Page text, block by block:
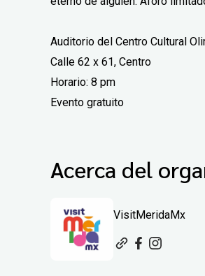
Auditorio del Centro Cultural
Calle 62 x 61, Centro
Horario: 8 pm
Evento gratuito
Acerca del
VisitMeridaMx